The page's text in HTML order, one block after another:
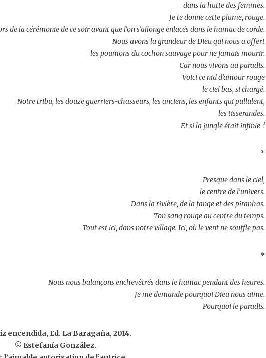
dans la hutte des femmes.
Je te donne cette plume, rouge.
de la cérémonie de ce soir avant que l’on s’allonge enlacés dans le hamac de corde.
Nous avons la grandeur de Dieu qui nous a offert
les poumons du cochon sauvage pour ne jamais mourir.
Car nous vivons au paradis.
Voici ce nid d’amour rouge
le ciel bas, si chargé.
Notre tribu, les douze guerriers-chasseurs, les anciens, les enfants qui pullulent,
les tisserandes.
Et si la jungle était infinie ?
*
Presque dans le ciel,
le centre de l’univers.
Dans la rivière, de la fange et des piranhas.
Ton sang rouge au centre du temps.
Tout est ici, dans notre village. Ici, où le vent ne souffle pas.
*
Nous nous balançons enchevêtrés dans le hamac pendant des heures.
Je me demande pourquoi Dieu nous aime.
Pourquoi le paradis.
encendida, Ed. La Baragaña, 2014.
© Estefanía González.